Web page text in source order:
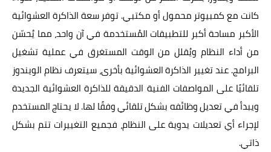
كانت مع كمبيوتر محمول أو مكتبي. توفر سعة الذاكرة العشوائية
الأكبر مساحة أكبر للتطبيقات المُستخدمة في آن واحد، مما يُحسّن
من أداء النظام ويُقلل من الوقت المستغرق في عملية تشغيل
البرامج. عند تغيير الذاكرة العشوائية بأخرى، سيتعرف نظام الويندوز
تلقائيًا على المواصفات الفنية الدقيقة للذاكرة العشوائية الجديدة
ويبدأ في تعديل وظائفه بشكل تلقائي وفقًا لها. لا يحتاج المستخدم
لإجراء أي تعديلات يدوية على النظام، فجميع التغييرات تتم بشكل
ذاتي.